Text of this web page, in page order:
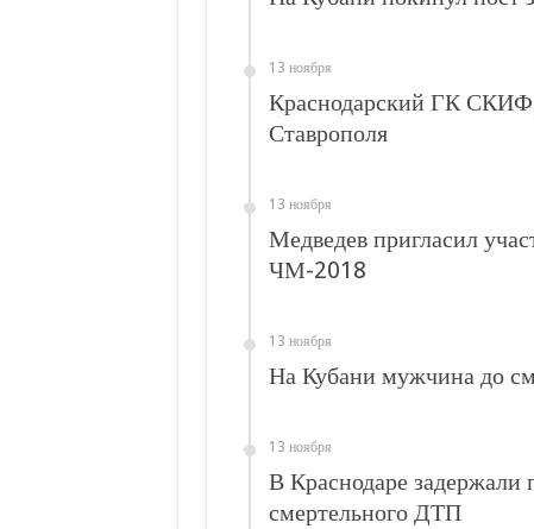
С нового учебного года в 35 школах Кубани
В городах и районах Кубани отметили День России
13 ноября
Краснодарский ГК
Ставрополя
13 ноября
Медведев пригласил
ЧМ-2018
13 ноября
На Кубани мужчина до
13 ноября
В Краснодаре задержали
смертельного ДТП